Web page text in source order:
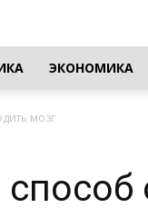
ЭКОНОМИКА
мозг